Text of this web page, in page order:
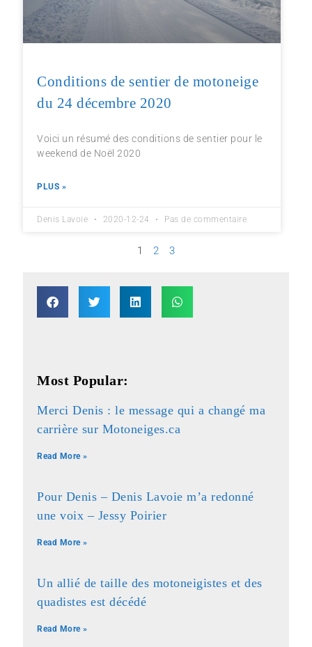
Conditions de sentier de motoneige
du 24 décembre 2020
Voici un résumé des conditions de sentier pour le
weekend de Noël 2020
PLUS »
Denis Lavoie 2020-12-24 Pas de commentaire
1 2 3
Most Popular:
Merci Denis : le message qui a changé ma
carrière sur Motoneiges.ca
Read More »
Pour Denis – Denis Lavoie m’a redonné
une voix – Jessy Poirier
Read More »
Un allié de taille des motoneigistes et des
quadistes est décédé
Read More »